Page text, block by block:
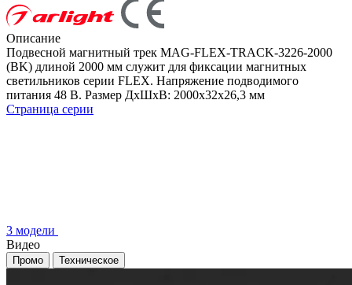
Описание
Подвесной магнитный трек MAG-FLEX-TRACK-3226-2000
(BK) длиной 2000 мм служит для фиксации магнитных
светильников серии FLEX. Напряжение подводимого
питания 48 В. Размер ДxШxВ: 2000x32x26,3 мм
Страница серии
3 модели
Видео
Промо Техническое